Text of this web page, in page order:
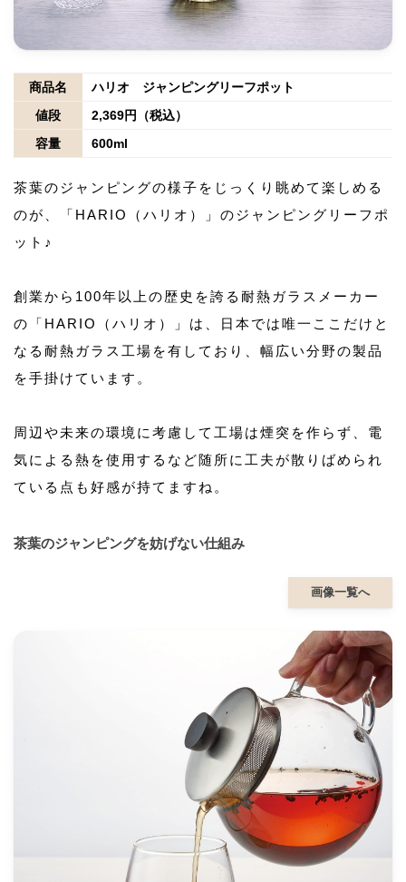
商品名
ハリオ ジャンピングリーフポット
値段
2,369円（税込）
容量
600ml
茶葉のジャンピングの様子をじっくり眺めて楽しめる
のが、「HARIO（ハリオ）」のジャンピングリーフポ
ット♪
創業から100年以上の歴史を誇る耐熱ガラスメーカー
の「HARIO（ハリオ）」は、日本では唯一ここだけと
なる耐熱ガラス工場を有しており、幅広い分野の製品
を手掛けています。
周辺や未来の環境に考慮して工場は煙突を作らず、電
気による熱を使用するなど随所に工夫が散りばめられ
ている点も好感が持てますね。
茶葉のジャンピングを妨げない仕組み
画像一覧へ